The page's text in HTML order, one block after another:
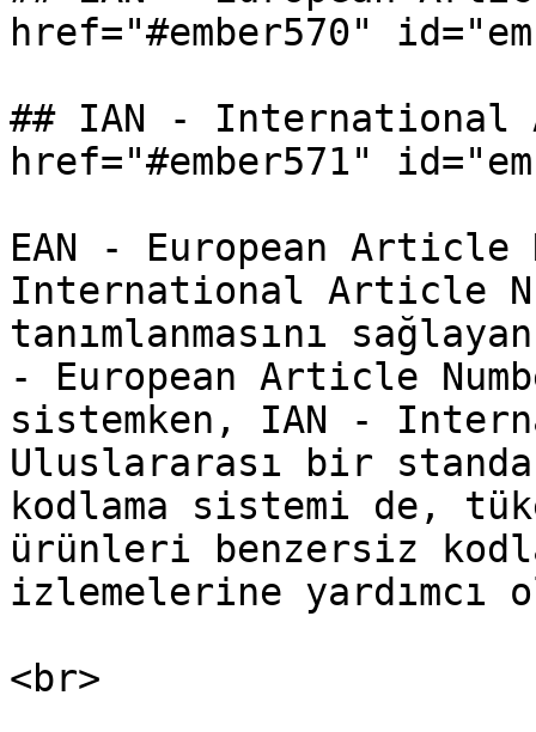
href="#ember570"
## IAN - International
href="#ember571"
EAN - European Article
International Article
tanımlanmasını
- European Article
sistemken, IAN -
Uluslararası bir
kodlama sistemi de,
ürünleri benzersiz
izlemelerine yardımcı
<br>